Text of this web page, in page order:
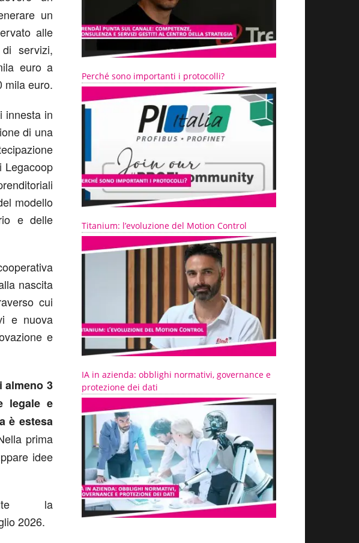
un
alle
servizi,
euro a
mila euro.
innesta in
di una
Legacoop
modello
e delle
nascita
cui
e nuova
e
almeno 3
legale e
è estesa
prima
idee
la
2026.
Perché sono importanti i protocolli?
Titanium: l’evoluzione del Motion Control
IA in azienda: obblighi normativi, governance e
protezione dei dati